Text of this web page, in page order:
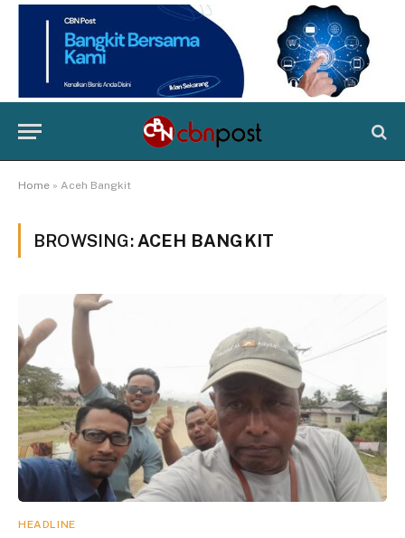
Home » Aceh Bangkit
BROWSING: ACEH BANGKIT
HEADLINE